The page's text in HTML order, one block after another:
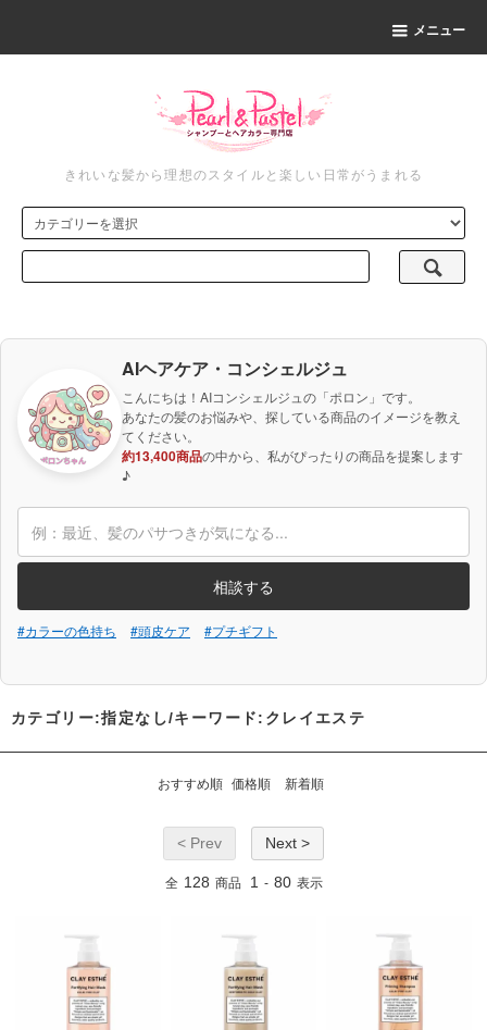
メニュー
きれいな髪から理想のスタイルと楽しい日常がうまれる
AIヘアケア・コンシェルジュ
こんにちは！AIコンシェルジュの「ポロン」です。
あなたの髪のお悩みや、探している商品のイメージを教え
てください。
約13,400商品の中から、私がぴったりの商品を提案します
♪
相談する
#カラーの色持ち #頭皮ケア #プチギフト
カテゴリー:指定なし/キーワード:クレイエステ
おすすめ順 価格順 新着順
< Prev Next >
全 128 商品 1 - 80 表示